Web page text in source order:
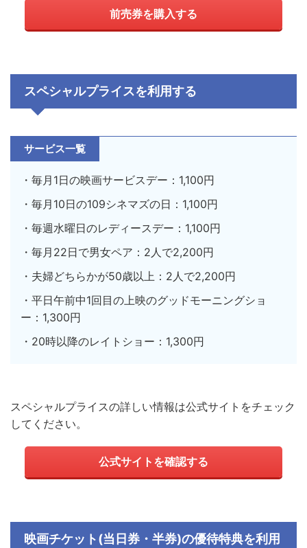
前売券を購入する
スペシャルプライスを利用する
サービス一覧
・毎月1日の映画サービスデー：1,100円
・毎月10日の109シネマズの日：1,100円
・毎週水曜日のレディースデー：1,100円
・毎月22日で男女ペア：2人で2,200円
・夫婦どちらかが50歳以上：2人で2,200円
・平日午前中1回目の上映のグッドモーニングショ
ー：1,300円
・20時以降のレイトショー：1,300円
スペシャルプライスの詳しい情報は公式サイトをチェック
してください。
公式サイトを確認する
映画チケット(当日券・半券)の優待特典を利用